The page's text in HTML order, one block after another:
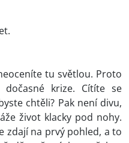
tu světlou. Proto
krize. Cítíte se
chtěli? Pak není divu,
život klacky pod nohy.
zdají na prvý pohled, a to